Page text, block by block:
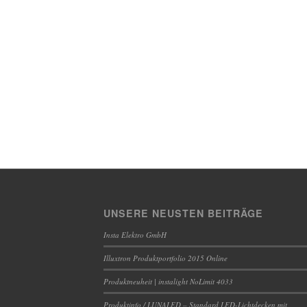
UNSERE NEUSTEN BEITRÄGE
Insta Elektro GmbH
Illuxtron Produktportfolio 2015 Online
Produktneuheit | instalight NoLimit 4033
Produktinfo / LUNALED – Standard LED-Lichtdecken mit